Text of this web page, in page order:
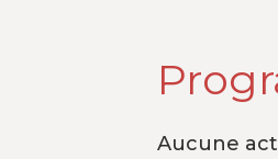
Aucune